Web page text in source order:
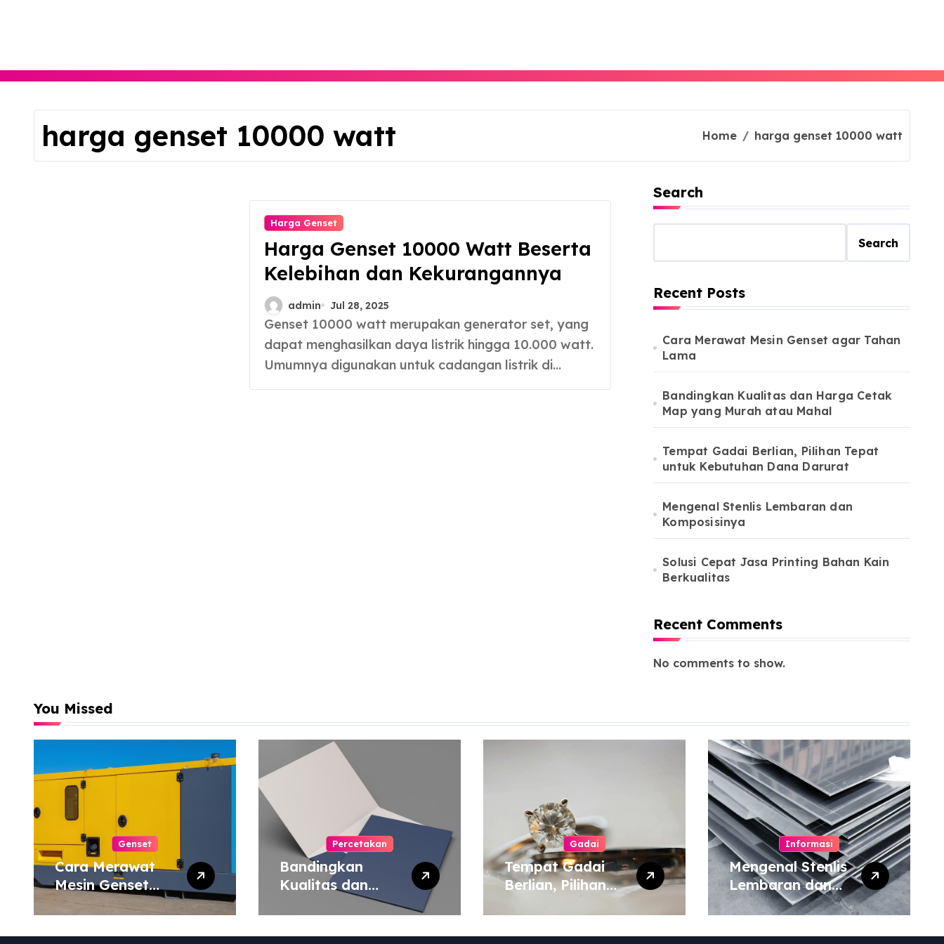
harga genset 10000 watt Home harga genset 10000 watt
Harga Genset
Harga Genset 10000 Watt Beserta
Kelebihan dan Kekurangannya
admin Jul 28, 2025
Genset 10000 watt merupakan generator set, yang
dapat menghasilkan daya listrik hingga 10.000 watt.
Umumnya digunakan untuk cadangan listrik di…
Search
Search
Recent Posts
Cara Merawat Mesin Genset agar Tahan
Lama
Bandingkan Kualitas dan Harga Cetak
Map yang Murah atau Mahal
Tempat Gadai Berlian, Pilihan Tepat
untuk Kebutuhan Dana Darurat
Mengenal Stenlis Lembaran dan
Komposisinya
Solusi Cepat Jasa Printing Bahan Kain
Berkualitas
Recent Comments
No comments to show.
You Missed
Genset
Cara Merawat
Mesin Genset
agar Tahan Lama
Percetakan
Bandingkan
Kualitas dan
Harga Cetak
Map yang Murah
atau Mahal
Gadai
Tempat Gadai
Berlian, Pilihan
Kebutuhan Dana
Darurat
Informasi
Mengenal Stenlis
Lembaran dan
Komposisinya